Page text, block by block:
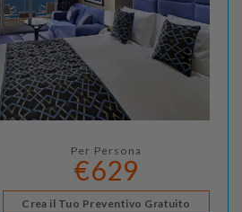
Per Persona
€629
Crea il Tuo Preventivo Gratuito